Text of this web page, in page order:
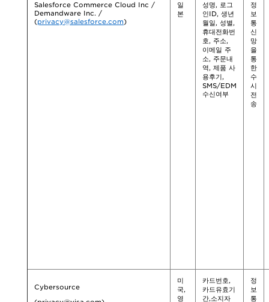
Salesforce Commerce Cloud Inc /
Demandware Inc. /
(privacy@salesforce.com)
일
본
성명, 로그
인ID, 생년
월일, 성별,
휴대전화번
호, 주소,
이메일 주
소, 주문내
역, 제품 사
용후기,
SMS/EDM
수신여부
정
보
통
신
망
을
통
한
수
시
전
송
Cybersource
미
국,
영
카드번호,
카드유효기
간,소지자
정
보
통